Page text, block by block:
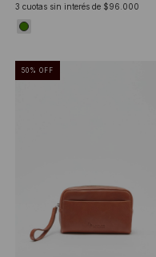
3 cuotas sin interés de $96.000
50 % OFF